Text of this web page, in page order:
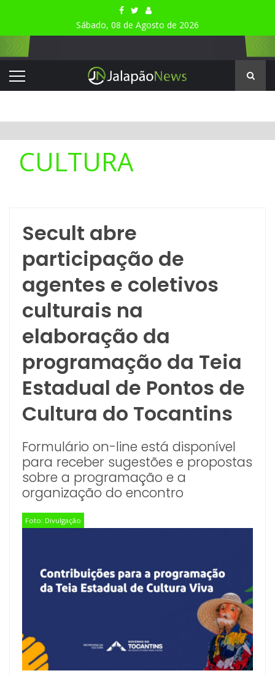
Sábado, 08 de Agosto de 2026
CULTURA
Secult abre
participação de
agentes e coletivos
culturais na
elaboração da
programação da Teia
Estadual de Pontos de
Cultura do Tocantins
Formulário on-line está disponível
para receber sugestões e propostas
sobre a programação e a
organização do encontro
Foto: Divulgação